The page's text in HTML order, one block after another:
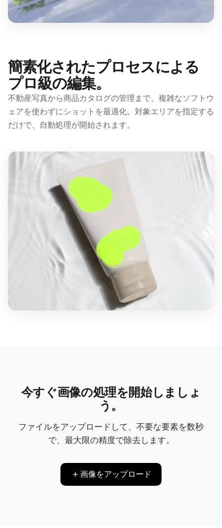
簡素化されたプロセスによる
プロ級の編集。
不動産写真から商品カタログの管理まで、複雑なソフトウ
ェアを使わずにショットを最適化。対象エリアを指定する
だけで、自動処理が開始されます。
今すぐ画像の処理を開始しましょ
う。
ファイルをアップロードして、不要な要素を数秒
で、最大限の精度で除去します。
画像をアップロード